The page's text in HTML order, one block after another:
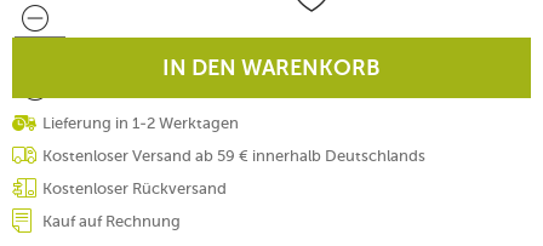
IN DEN WARENKORB
Lieferung in 1-2 Werktagen
Kostenloser Versand ab 59 € innerhalb Deutschlands
Kostenloser Rückversand
Kauf auf Rechnung